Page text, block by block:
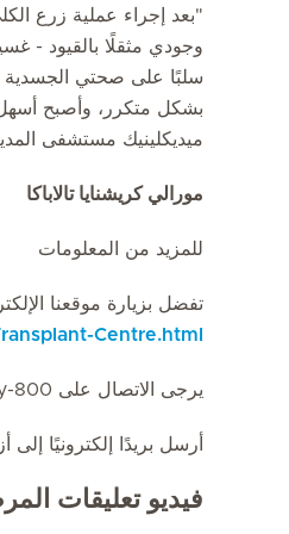
"بعد إجراء عملية زرع
وجودي مثقلًا بالقيود -
سلبًا على صحتي الجسدية
بشكل متكرر، وأصبح
ميديكلينيك مستشفى
مورالي كريشنايا تالاباكا
للمزيد من المعلومات
تفضل بزيارة موقعنا
Centre.html
يرجى الاتصال على 800-Kidney
أرسل بريدًا إلكترونيًا
فيديو تعليقات